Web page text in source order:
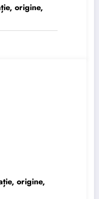
origine,
origine,